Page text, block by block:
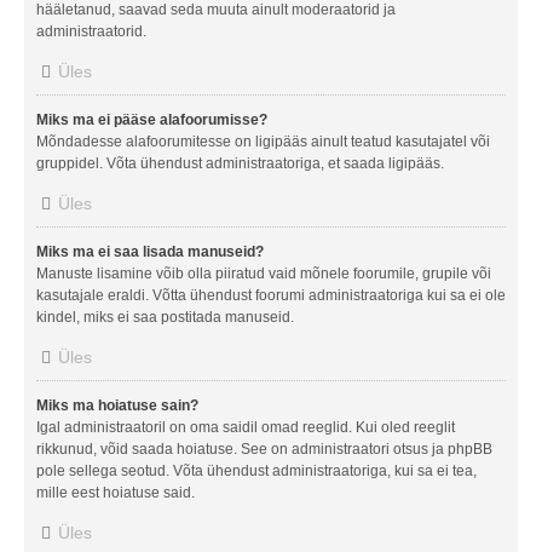
hääletanud, saavad seda muuta ainult moderaatorid ja
administraatorid.
Üles
Miks ma ei pääse alafoorumisse?
Mõndadesse alafoorumitesse on ligipääs ainult teatud kasutajatel või
gruppidel. Võta ühendust administraatoriga, et saada ligipääs.
Üles
Miks ma ei saa lisada manuseid?
Manuste lisamine võib olla piiratud vaid mõnele foorumile, grupile või
kasutajale eraldi. Võtta ühendust foorumi administraatoriga kui sa ei ole
kindel, miks ei saa postitada manuseid.
Üles
Miks ma hoiatuse sain?
Igal administraatoril on oma saidil omad reeglid. Kui oled reeglit
rikkunud, võid saada hoiatuse. See on administraatori otsus ja phpBB
pole sellega seotud. Võta ühendust administraatoriga, kui sa ei tea,
mille eest hoiatuse said.
Üles